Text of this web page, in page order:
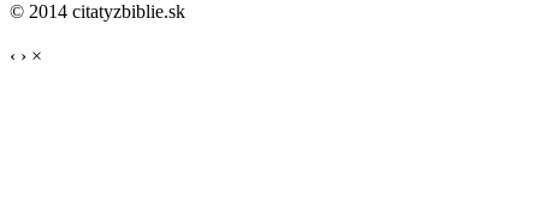
© 2014 citatyzbiblie.sk
‹ › ×